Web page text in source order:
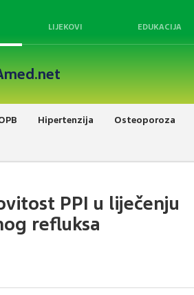
LIJEKOVI EDUKACIJA
Hipertenzija Osteoporoza
PPI u liječenju
refluksa